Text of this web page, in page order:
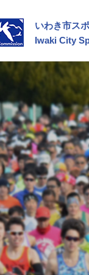
いわき市ス
Iwaki City